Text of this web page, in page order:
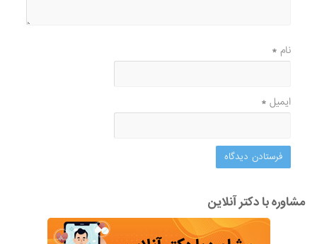
نام*
ایمیل*
مشاوره با دکتر آنلاین